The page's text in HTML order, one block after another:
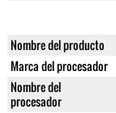
Nombre del producto
Marca del procesador
Nombre del
procesador